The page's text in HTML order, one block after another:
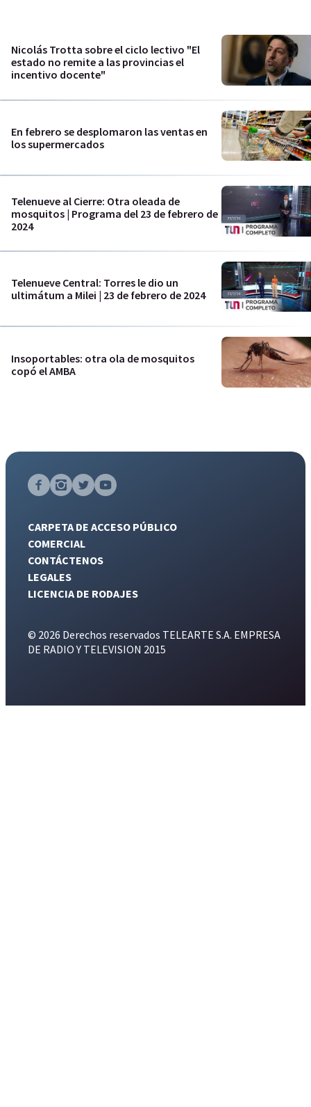
Nicolás Trotta sobre el ciclo lectivo "El
estado no remite a las provincias el
incentivo docente"
En febrero se desplomaron las ventas en
los supermercados
Telenueve al Cierre: Otra oleada de
mosquitos | Programa del 23 de febrero de
2024
Telenueve Central: Torres le dio un
ultimátum a Milei | 23 de febrero de 2024
Insoportables: otra ola de mosquitos
copó el AMBA
CARPETA DE ACCESO PÚBLICO
COMERCIAL
CONTÁCTENOS
LEGALES
LICENCIA DE RODAJES
© 2026 Derechos reservados TELEARTE S.A. EMPRESA
DE RADIO Y TELEVISION 2015